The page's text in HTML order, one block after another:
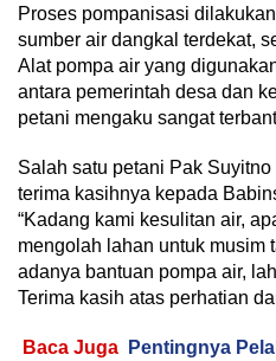
Proses pompanisasi
sumber air dangkal terdekat,
Alat pompa air yang
antara pemerintah desa dan
petani mengaku sangat
Salah satu petani Pak
terima kasihnya kepada
“Kadang kami kesulitan air,
mengolah lahan untuk musim
adanya bantuan pompa air,
Terima kasih atas perhatian
Baca Juga
Pentingnya